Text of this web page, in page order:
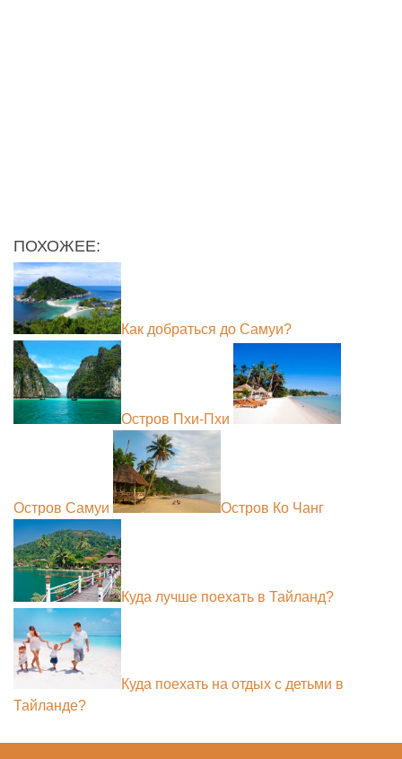
ПОХОЖЕЕ:
Как добраться до Самуи?
Остров Пхи-Пхи
Остров Самуи Остров Ко Чанг
Куда лучше поехать в Тайланд?
Куда поехать на отдых с детьми в
Тайланде?